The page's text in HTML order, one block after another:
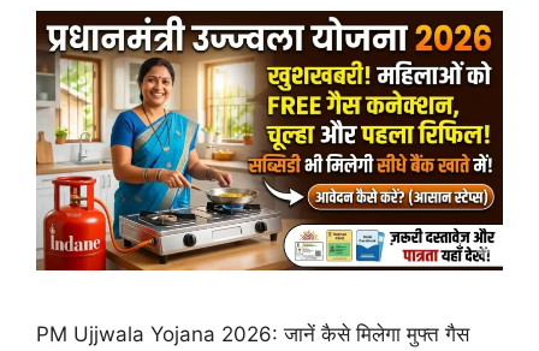
PM Ujjwala Yojana 2026: जानें कैसे मिलेगा मुफ्त गैस